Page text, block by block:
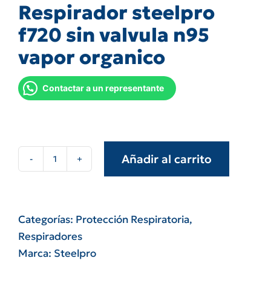
Respirador steelpro
f720 sin valvula n95
vapor organico
Contactar a un representante
Respirador
sin
valvula
n95
Añadir al carrito
Categorías: Protección Respiratoria,
Respiradores
Marca: Steelpro